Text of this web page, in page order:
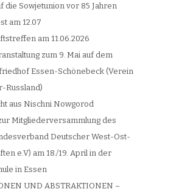
die Sowjetunion vor 85 Jahren
am 12.07
am 11.06.2026
zum 9. Mai auf dem
Essen-Schönebeck (Verein
Russland)
aus Nischni Nowgorod
Mitgliederversammlung des
Deutscher West-Ost-
e.V) am 18./19. April in der
in Essen
UND ABSTRAKTIONEN –